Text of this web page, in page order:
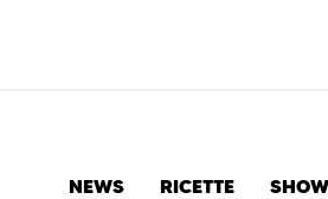
NEWS RICETTE SHOW